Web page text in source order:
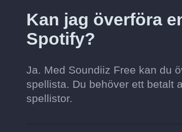
Kan jag överföra
Spotify?
Ja. Med Soundiiz Free kan du
spellista. Du behöver ett betalt
spellistor.